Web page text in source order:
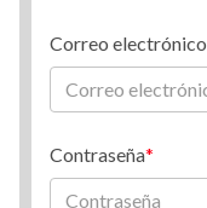
Correo electrónico
Contraseña